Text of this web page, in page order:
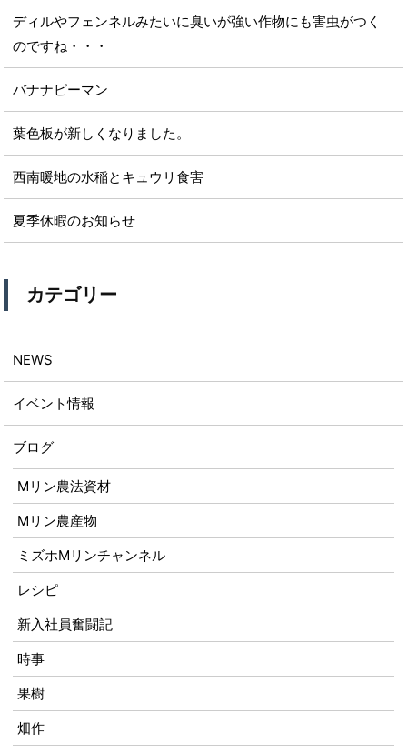
ディルやフェンネルみたいに臭いが強い作物にも害虫がつく
のですね・・・
バナナピーマン
葉色板が新しくなりました。
西南暖地の水稲とキュウリ食害
夏季休暇のお知らせ
カテゴリー
NEWS
イベント情報
ブログ
Mリン農法資材
Mリン農産物
ミズホMリンチャンネル
レシピ
新入社員奮闘記
時事
果樹
畑作